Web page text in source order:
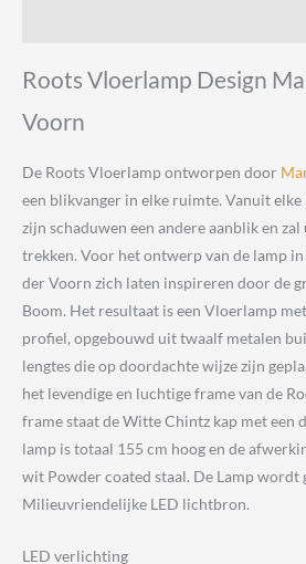
Roots Vloerlamp Design
Voorn
De Roots Vloerlamp ontworpen door
een blikvanger in elke ruimte. Vanuit
zijn schaduwen een andere aanblik en
trekken. Voor het ontwerp van de lamp
der Voorn zich laten inspireren door de
Boom. Het resultaat is een Vloerlamp
profiel, opgebouwd uit twaalf metalen
lengtes die op doordachte wijze zijn
het levendige en luchtige frame van de
frame staat de Witte Chintz kap met een
lamp is totaal 155 cm hoog en de
wit Powder coated staal. De Lamp wordt
Milieuvriendelijke LED lichtbron.
LED verlichting